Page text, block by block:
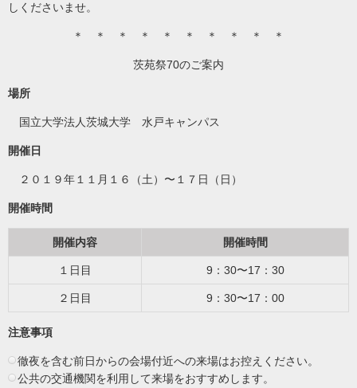
しくださいませ。
＊ ＊ ＊ ＊ ＊ ＊ ＊ ＊ ＊ ＊
茨苑祭70のご案内
場所
国立大学法人茨城大学 水戸キャンパス
開催日
２０１９年１１月１６（土）〜１７日（日）
開催時間
開催内容 開催時間
１日目 9：30〜17：30
２日目 9：30〜17：00
注意事項
徹夜を含む前日からの会場付近への来場はお控えください。
公共の交通機関を利用して来場をおすすめします。